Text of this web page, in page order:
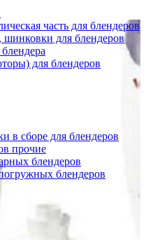
часть для блендеров
шинковки для блендеров
для блендеров
в сборе для блендеров
прочие
блендеров
блендеров